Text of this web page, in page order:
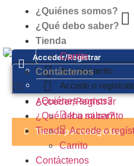
Tienda por categorias
¿Quiénes somos?
¿Qué debo saber?
Tienda
Carrito
Contáctenos
¿Quiénes somos?
¿Qué debo saber?
Tienda
Carrito
Contáctenos
Acceder/Registrar
Ir a mi carrito
Accede o
Acceder/Registrar
Ir a mi carrito
Accede o